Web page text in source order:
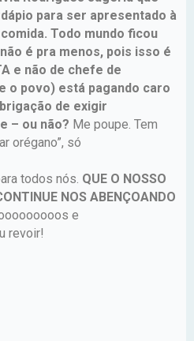
para ser apresentado à
Todo mundo ficou
é pra menos, pois isso é
e não de chefe de
o povo) está pagando caro
de exigir
– ou não? Me poupe. Tem
orégano”, só
todos nós. QUE O NOSSO
NOS ABENÇOANDO
e
revoir!